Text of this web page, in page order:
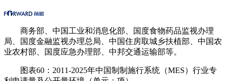
商务部、中国工业和消息化部、国度食物药品监视办理
局、国度金融监视办理总局、中国住房取城乡扶植部、中国农
业农村部、国度应急办理部、中邦交通运输部等。
图表60：2011-2025年中国制制施行系统（MES）行业专